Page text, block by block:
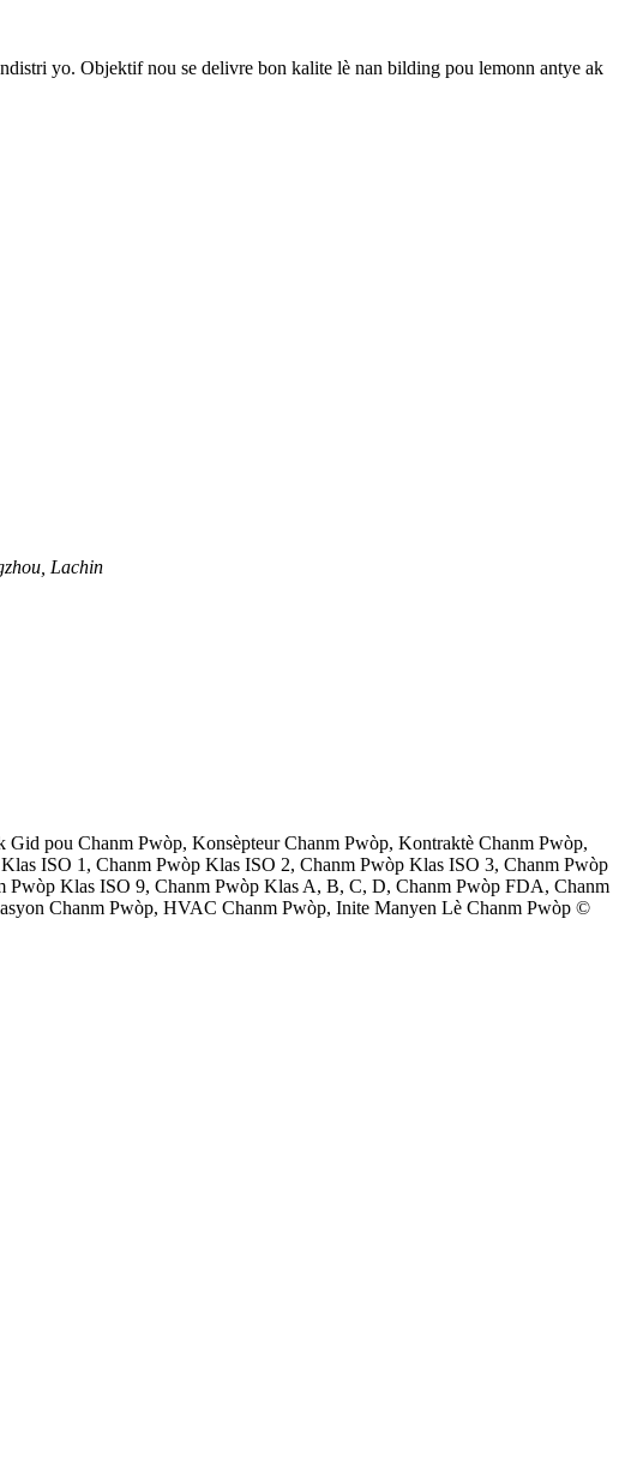
yo. Objektif nou se delivre bon kalite lè nan bilding pou lemonn antye ak
Lachin
pou Chanm Pwòp, Konsèpteur Chanm Pwòp, Kontraktè Chanm Pwòp,
ISO 1, Chanm Pwòp Klas ISO 2, Chanm Pwòp Klas ISO 3, Chanm Pwòp
Klas ISO 9, Chanm Pwòp Klas A, B, C, D, Chanm Pwòp FDA, Chanm
Chanm Pwòp, HVAC Chanm Pwòp, Inite Manyen Lè Chanm Pwòp ©